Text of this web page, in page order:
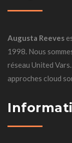
Augusta Reeves
1998. Nous
réseau United
approches cloud